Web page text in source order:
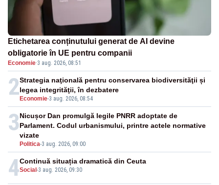
Etichetarea conținutului generat de AI devine
obligatorie în UE pentru companii
Economie·3 aug. 2026, 08:51
2 Economie-3 aug. 2026, 08:54
Strategia naţională pentru conservarea biodiversităţii și
legea integrităţii, în dezbatere
3
Politica-3 aug. 2026, 09:00
Nicușor Dan promulgă legile PNRR adoptate de
Parlament. Codul urbanismului, printre actele normative
vizate
4Social -3 aug. 2026, 09:30
Continuă situația dramatică din Ceuta